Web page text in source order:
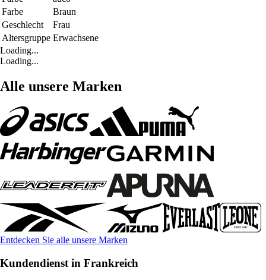
Farbe
Braun
Geschlecht
Frau
Altersgruppe Erwachsene
Loading...
Loading...
Alle unsere Marken
Entdecken Sie alle unsere Marken
Kundendienst in Frankreich